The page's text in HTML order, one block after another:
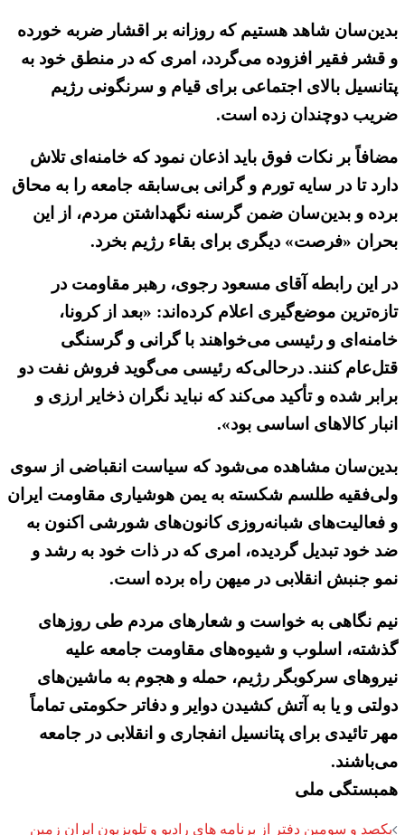
بدین‌سان شاهد هستیم که روزانه بر اقشار ضربه خورده
و قشر فقیر افزوده می‌گردد، امری که در منطق خود به
پتانسیل بالای اجتماعی برای قیام و سرنگونی رژیم
ضریب دوچندان زده است.
مضافاً بر نکات فوق باید اذعان نمود که خامنه‌ای تلاش
دارد تا در سایه تورم و گرانی بی‌سابقه جامعه را به محاق
برده و بدین‌سان ضمن گرسنه نگهداشتن مردم، از این
بحران «فرصت» دیگری برای بقاء رژیم بخرد.
در این رابطه آقای مسعود رجوی، رهبر مقاومت در
تازه‌ترین موضع‌گیری اعلام کرده‌اند: «بعد از کرونا،
خامنه‌ای و رئیسی می‌خواهند با گرانی و گرسنگی
قتل‌عام کنند. درحالی‌که رئیسی می‌گوید فروش نفت دو
برابر شده و تأکید می‌کند که نباید نگران ذخایر ارزی و
انبار کالاهای اساسی بود».
بدین‌سان مشاهده می‌شود که سیاست انقباضی از سوی
ولی‌فقیه طلسم شکسته به یمن هوشیاری مقاومت ایران
و فعالیت‌های شبانه‌روزی کانون‌های شورشی اکنون به
ضد خود تبدیل گردیده، امری که در ذات خود به رشد و
نمو جنبش انقلابی در میهن راه برده است.
نیم نگاهی به خواست و شعارهای مردم طی روزهای
گذشته، اسلوب و شیوه‌های مقاومت جامعه علیه
نیروهای سرکوبگر رژیم، حمله و هجوم به ماشین‌های
دولتی و یا به آتش کشیدن دوایر و دفاتر حکومتی تماماً
مهر تائیدی برای پتانسیل انفجاری و انقلابی در جامعه
می‌باشند.
همبستگی ملی
Post
یکصد و سومین دفتر از برنامه های رادیو و تلویزیون ایران زمین